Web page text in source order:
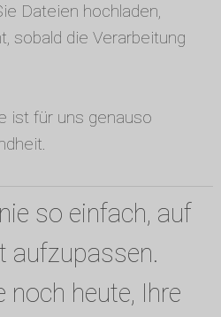
Dateien hochladen,
sobald die Verarbeitung
ist für uns genauso
so einfach, auf
aufzupassen.
noch heute, Ihre